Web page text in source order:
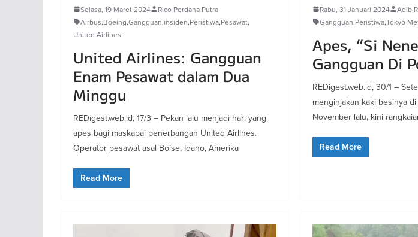
Selasa, 19 Maret 2024
Rico Perdana Putra
Airbus,Boeing,Gangguan,insiden,Peristiwa,Pesawat,
United Airlines
United Airlines: Gangguan
Enam Pesawat dalam Dua
Minggu
REDigest.web.id, 17/3 – Pekan lalu menjadi hari yang
apes bagi maskapai penerbangan United Airlines.
Operator pesawat asal Boise, Idaho, Amerika
Read More
Rabu, 31 Januari 2024
Adib
Gangguan,Peristiwa,Tokyo
Apes, “Si
Gangguan Di
REDigest.web.id, 30/1 –
menginjakan kaki besinya
November lalu, kini
Read More